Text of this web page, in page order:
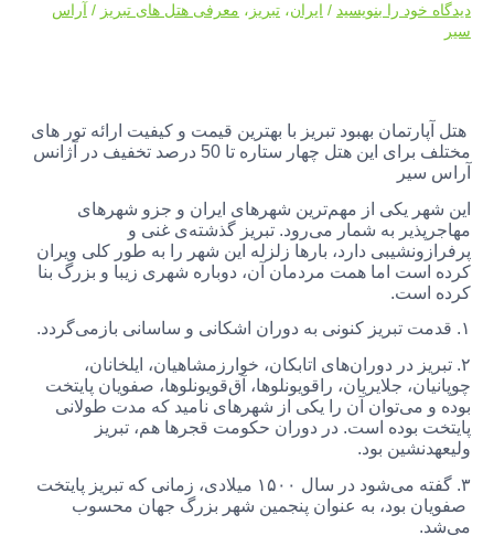
دیدگاه‌ خود را بنویسید / ایران،تبریز ، معرفی هتل های تبریز / آراس
سیر
هتل آپارتمان بهبود تبریز با بهترین قیمت و کیفیت ارائه تور های
مختلف برای این هتل چهار ستاره تا 50 درصد تخفیف در آژانس
آراس سیر
این شهر یکی از مهم‌ترین شهرهای ایران و جزو شهرهای
مهاجرپذیر به شمار می‌رود. تبریز گذشته‌ی غنی و
پرفرازونشیبی دارد، بارها زلزله این شهر را به طور کلی ویران
کرده است اما همت مردمان آن، دوباره شهری زیبا و بزرگ بنا
کرده است.
۱. قدمت تبریز کنونی به دوران اشکانی و ساسانی بازمی‌گردد.
۲. تبریز در دوران‌های اتابکان، خوارزمشاهیان، ایلخانان،
چوپانیان، جلایریان، راقویونلوها، آق‌قویونلوها، صفویان پایتخت
بوده و می‌توان آن را یکی از شهرهای نامید که مدت طولانی
پایتخت بوده است. در دوران حکومت قجرها هم، تبریز
ولیعهدنشین بود.
۳. گفته می‌شود در سال ۱۵۰۰ میلادی، زمانی که تبریز پایتخت
صفویان بود، به عنوان پنجمین شهر بزرگ جهان محسوب
می‌شد.